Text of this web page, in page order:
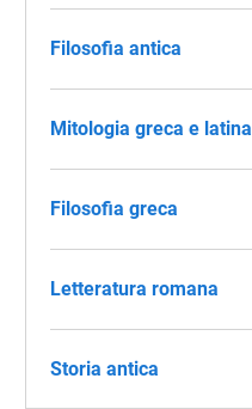
Filosofia antica
Mitologia greca e latina
Filosofia greca
Letteratura romana
Storia antica